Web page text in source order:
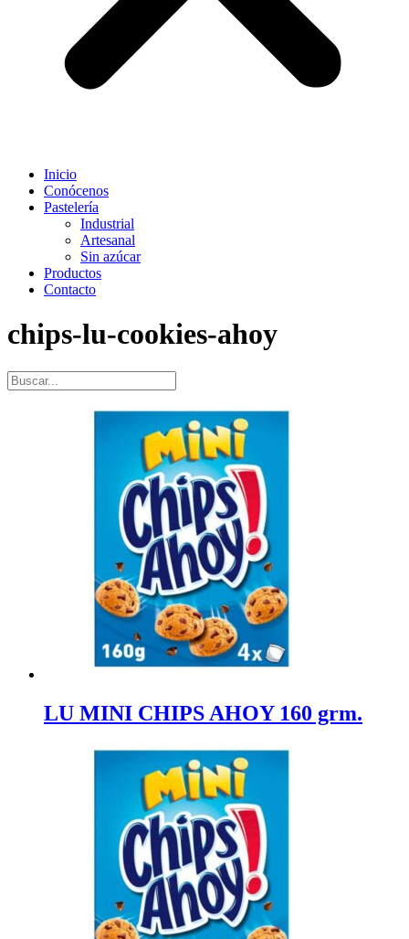
Inicio
Conócenos
Pastelería
Industrial
Artesanal
Sin azúcar
Productos
Contacto
chips-lu-cookies-ahoy
LU MINI CHIPS AHOY 160 grm.